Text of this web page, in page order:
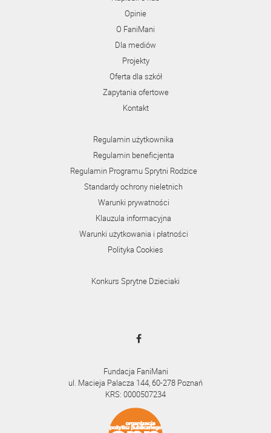
Opinie
O FaniMani
Dla mediów
Projekty
Oferta dla szkół
Zapytania ofertowe
Kontakt
Regulamin użytkownika
Regulamin beneficjenta
Regulamin Programu Sprytni Rodzice
Standardy ochrony nieletnich
Warunki prywatności
Klauzula informacyjna
Warunki użytkowania i płatności
Polityka Cookies
Konkurs Sprytne Dzieciaki
Fundacja FaniMani
ul. Macieja Palacza 144, 60-278 Poznań
KRS: 0000507234